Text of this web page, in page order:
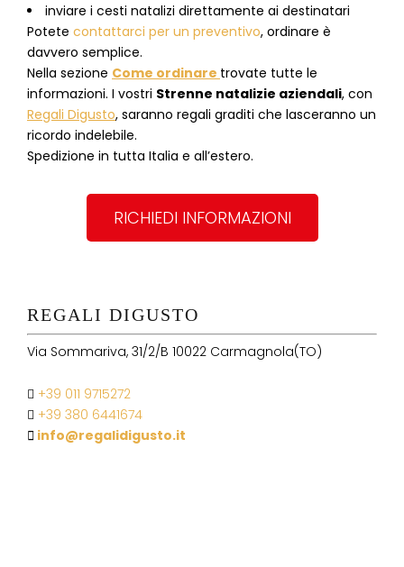
inviare i cesti natalizi direttamente ai destinatari
Potete contattarci per un preventivo, ordinare è
davvero semplice.
Nella sezione Come ordinare trovate tutte le
informazioni. I vostri Strenne natalizie aziendali, con
Regali Digusto, saranno regali graditi che lasceranno un
ricordo indelebile.
Spedizione in tutta Italia e all’estero.
RICHIEDI INFORMAZIONI
REGALI DIGUSTO
Via Sommariva, 31/2/B 10022 Carmagnola(TO)
+39 011 9715272
+39 380 6441674
info@regalidigusto.it